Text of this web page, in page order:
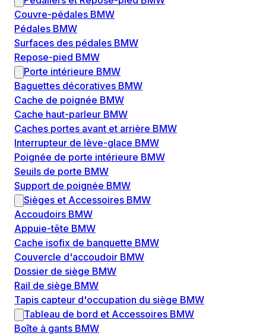
Couvre-pédales BMW
Pédales BMW
Surfaces des pédales BMW
Repose-pied BMW
Porte intérieure BMW
Baguettes décoratives BMW
Cache de poignée BMW
Cache haut-parleur BMW
Caches portes avant et arrière BMW
Interrupteur de lève-glace BMW
Poignée de porte intérieure BMW
Seuils de porte BMW
Support de poignée BMW
Sièges et Accessoires BMW
Accoudoirs BMW
Appuie-tête BMW
Cache isofix de banquette BMW
Couvercle d'accoudoir BMW
Dossier de siège BMW
Rail de siège BMW
Tapis capteur d'occupation du siège BMW
Tableau de bord et Accessoires BMW
Boîte à gants BMW